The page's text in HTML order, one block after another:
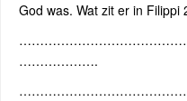
God was. Wat zit er in Filippi
……………….